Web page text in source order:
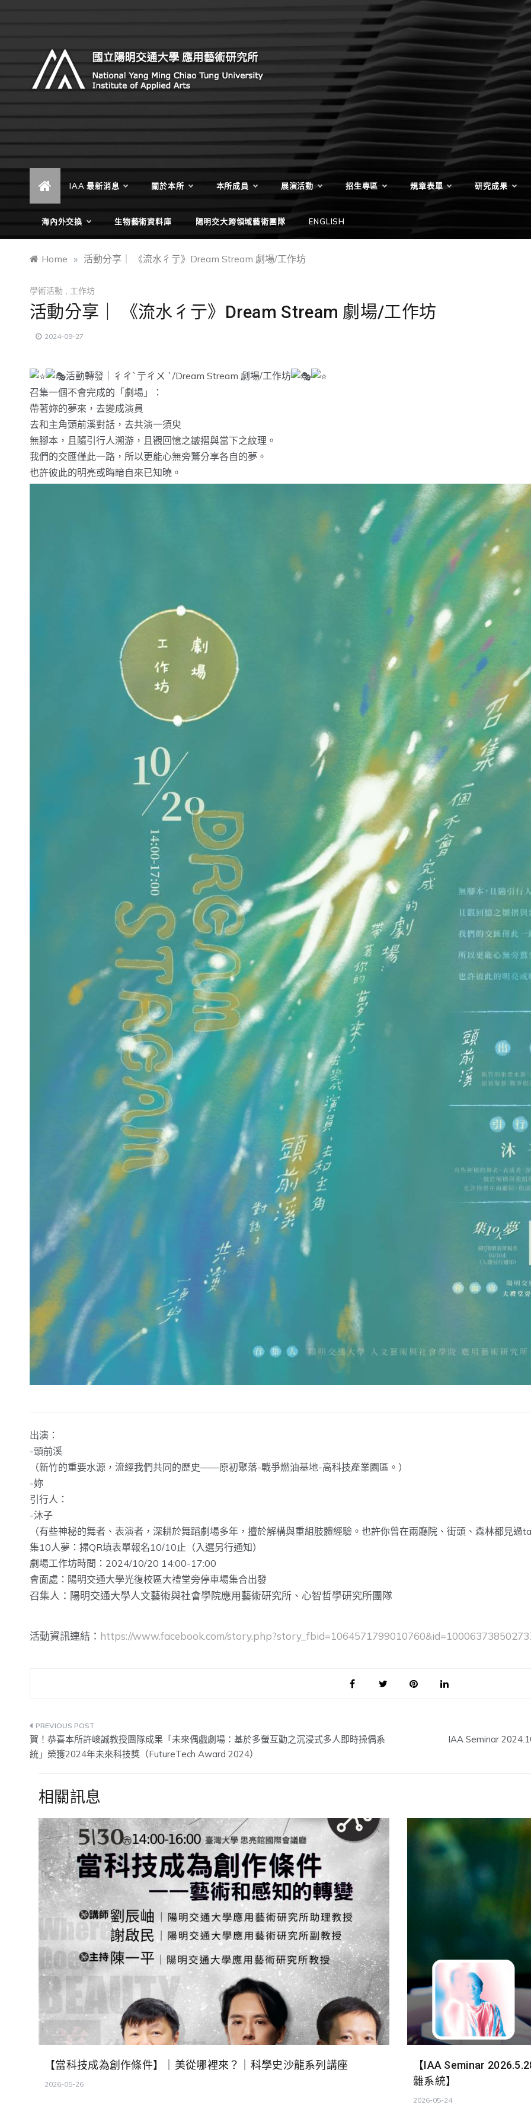
國立陽明交通大學 應用藝術研
究所
Institute of Applied Arts, National Yang Ming Chiao
IAA 最新消息 關於本所 本所成員 展演活動 招生專區 規章表單 研究成果
海內外交換 生物藝術資料庫 陽明交大跨領域藝術團隊 ENGLISH
Home » 活動分享｜ 《流水彳亍》Dream Stream 劇場/工作坊
學術活動 工作坊
活動分享｜ 《流水彳亍》Dream Stream 劇場/工作坊
2024-09-27
活動轉發｜彳ㄔˋ亍ㄔㄨ ˋ/Dream Stream 劇場/工作坊
召集一個不會完成的「劇場」：
帶著妳的夢來，去變成演員
去和主角頭前溪對話，去共演一須臾
無腳本，且隨引行人溯游，且觀回憶之皺摺與當下之紋理。
我們的交匯僅此一路，所以更能心無旁鶩分享各自的夢。
也許彼此的明亮或晦暗自來已知曉。
出演：
-頭前溪
（新竹的重要水源，流經我們共同的歷史——原初聚落-戰爭燃油基地-高科技產業園區。）
-妳
引行人：
-沐子
（有些神秘的舞者、表演者，深耕於舞蹈劇場多年，擅於解構與重組肢體經驗。也許你曾在兩廳院、街頭、森林都見過
集10人夢：掃QR填表單報名10/10止（入選另行通知）
劇場工作坊時間：2024/10/20 14:00-17:00
會面處：陽明交通大學光復校區大禮堂旁停車場集合出發
召集人：陽明交通大學人文藝術與社會學院應用藝術研究所、心智哲學研究所團隊
活動資訊連結： https://www.facebook.com/
文
章
覽
賀！恭喜本所許峻誠教授團隊成果「未來偶戲劇場：基於多螢互動之沉浸式多人即時操偶系
統」榮獲2024年未來科技獎（FutureTech Award 2024）
IAA Seminar
相關訊息
【當科技成為創作條件】｜美從哪裡來？｜科學史沙龍系列講座
2026-05-26
【IAA Seminar
雜系統】
2026-05-24